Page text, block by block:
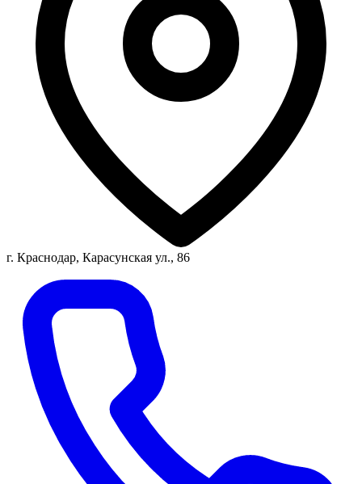
г. Краснодар, Карасунская ул., 86